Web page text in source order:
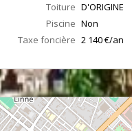
Toiture D'ORIGINE
Piscine Non
Taxe foncière 2 140 €/an